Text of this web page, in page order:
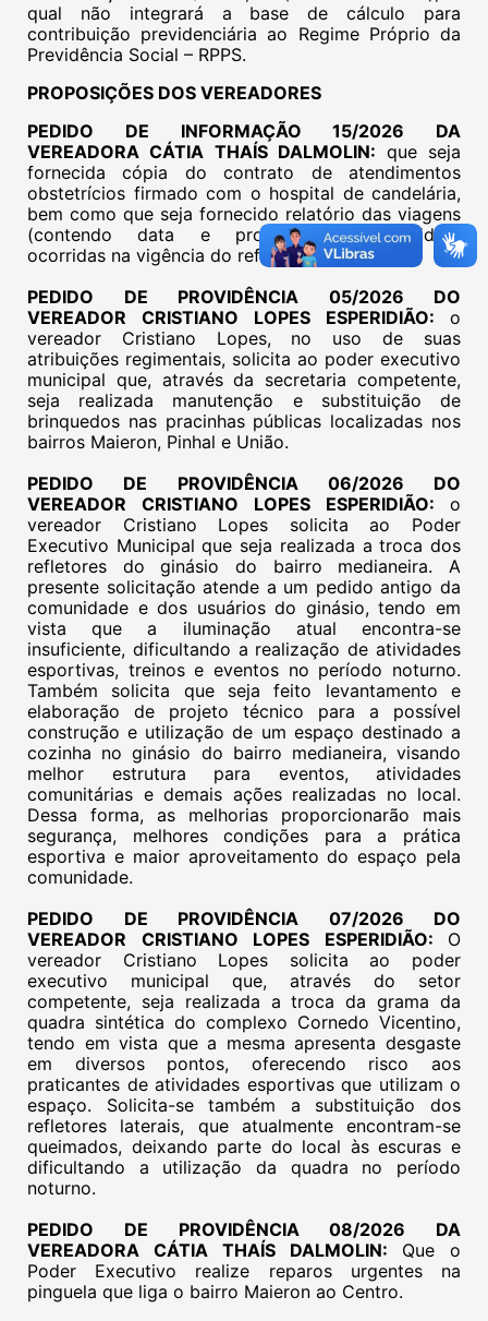
qual não integrará a base de cálculo para
contribuição previdenciária ao Regime Próprio da
Previdência Social – RPPS.
PROPOSIÇÕES DOS VEREADORES
PEDIDO DE INFORMAÇÃO 15/2026 DA
VEREADORA CÁTIA THAÍS DALMOLIN: que seja
fornecida cópia do contrato de atendimentos
obstetrícios firmado com o hospital de candelária,
bem como que seja fornecido relatório das viagens
(contendo data e profissionais envolvidos)
ocorridas na vigência do referido contrato.
PEDIDO DE PROVIDÊNCIA 05/2026 DO
VEREADOR CRISTIANO LOPES ESPERIDIÃO: o
vereador Cristiano Lopes, no uso de suas
atribuições regimentais, solicita ao poder executivo
municipal que, através da secretaria competente,
seja realizada manutenção e substituição de
brinquedos nas pracinhas públicas localizadas nos
bairros Maieron, Pinhal e União.
PEDIDO DE PROVIDÊNCIA 06/2026 DO
VEREADOR CRISTIANO LOPES ESPERIDIÃO: o
vereador Cristiano Lopes solicita ao Poder
Executivo Municipal que seja realizada a troca dos
refletores do ginásio do bairro medianeira. A
presente solicitação atende a um pedido antigo da
comunidade e dos usuários do ginásio, tendo em
vista que a iluminação atual encontra-se
insuficiente, dificultando a realização de atividades
esportivas, treinos e eventos no período noturno.
Também solicita que seja feito levantamento e
elaboração de projeto técnico para a possível
construção e utilização de um espaço destinado a
cozinha no ginásio do bairro medianeira, visando
melhor estrutura para eventos, atividades
comunitárias e demais ações realizadas no local.
Dessa forma, as melhorias proporcionarão mais
segurança, melhores condições para a prática
esportiva e maior aproveitamento do espaço pela
comunidade.
PEDIDO DE PROVIDÊNCIA 07/2026 DO
VEREADOR CRISTIANO LOPES ESPERIDIÃO: O
vereador Cristiano Lopes solicita ao poder
executivo municipal que, através do setor
competente, seja realizada a troca da grama da
quadra sintética do complexo Cornedo Vicentino,
tendo em vista que a mesma apresenta desgaste
em diversos pontos, oferecendo risco aos
praticantes de atividades esportivas que utilizam o
espaço. Solicita-se também a substituição dos
refletores laterais, que atualmente encontram-se
queimados, deixando parte do local às escuras e
dificultando a utilização da quadra no período
noturno.
PEDIDO DE PROVIDÊNCIA 08/2026 DA
VEREADORA CÁTIA THAÍS DALMOLIN: Que o
Poder Executivo realize reparos urgentes na
pinguela que liga o bairro Maieron ao Centro.